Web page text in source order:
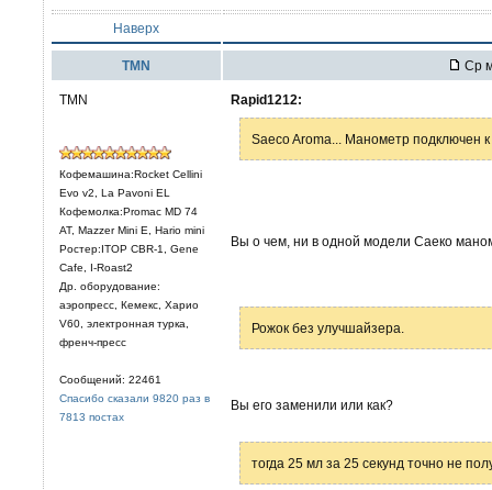
Наверх
TMN Ср
TMN
Кофемашина:Rocket Cellini
Evo v2, La Pavoni EL
Кофемолка:Promac MD 74
AT, Mazzer Mini E, Hario mini
Ростер:ITOP CBR-1, Gene
Cafe, I-Roast2
Др. оборудование:
аэропресс, Кемекс, Харио
V60, электронная турка,
френч-пресс
Сообщений: 22461
Спасибо сказали 9820 раз в
7813 постах
Rapid1212:
Saeco Aroma... Манометр подключен
Вы о чем, ни в одной модели Саеко
Рожок без улучшайзера.
Вы его заменили или как?
тогда 25 мл за 25 секунд точно не